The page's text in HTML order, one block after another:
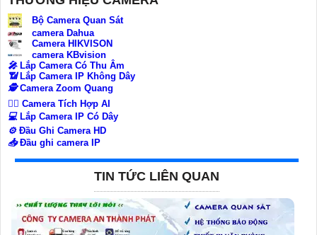
Bộ Camera Quan Sát
camera Dahua
Camera HIKVISON
camera KBvision
️🎤️ Lắp Camera Có Thu Âm
📶 Lắp Camera IP Không Dây
🕵️Camera Zoom Quang
🧛‍♀️ Camera Tích Hợp AI
💻Lắp Camera IP Có Dây
⚙️Đầu Ghi Camera HD
📥Đầu ghi camera IP
TIN TỨC LIÊN QUAN